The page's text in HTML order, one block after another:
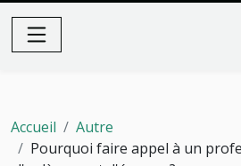
Accueil
Autre
Pourquoi faire appel à un